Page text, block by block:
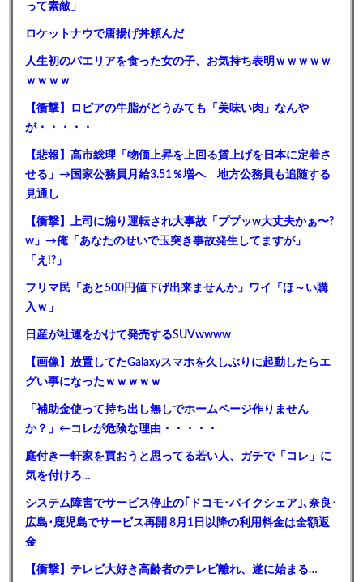
って素敵」
ロケットナウで唐揚げ丼頼んだ
人生初のパエリアを食った女の子、お気持ち表明ｗｗｗｗｗ
ｗｗｗｗ
【衝撃】ロピアの牛脂がどうみても「美味い肉」なんや
が・・・・・
【悲報】高市総理「物価上昇を上回る賃上げを日本に定着さ
せる」→国家公務員月給3.51％増へ 地方公務員も追随する
見通し
【衝撃】上司に煽り運転され大事故「ププッw大丈夫かぁ〜?
w」→俺「あなたのせいで玉突き事故発生してますが」
「え!?」
フリマ民「あと500円値下げ出来ませんか」ワイ「ほ～い購
入ｗ」
日産が社運をかけて発売するSUVwwww
【画像】放置してたGalaxyスマホを久しぶりに起動したらエ
グい事になったｗｗｗｗｗ
「補助金使って持ち出し無しでホームページ作りません
か？」←コレが危険な理由・・・・・
庭付き一軒家を買おうと思ってる若い人、ガチで「コレ」に
気を付けろ…
システム障害でサービス停止の｢ドコモ･バイクシェア｣､奈良･
広島･鹿児島でサービス再開 8月1日以降の利用料金は全額返
金
【衝撃】テレビ大好き高齢者のテレビ離れ、遂に始まる…